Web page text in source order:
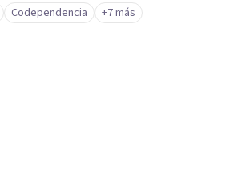
Codependencia +7 más